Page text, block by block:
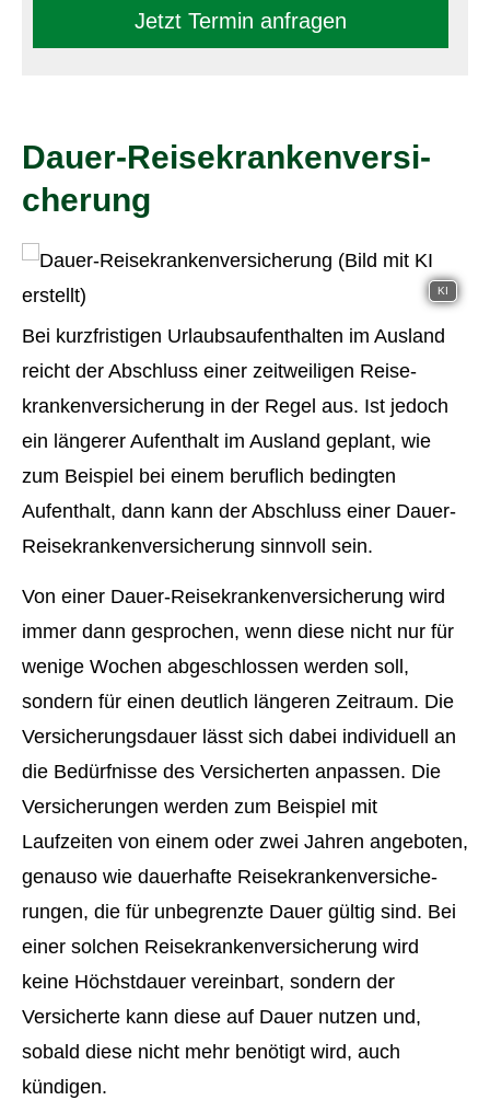
Jetzt Termin anfragen
Dauer-Reise­kranken­ver­si­
che­rung
KI
Bei kurzfristigen Urlaubsaufenthalten im Ausland
reicht der Abschluss einer zeitweiligen Reise­
kranken­ver­si­che­rung in der Regel aus. Ist jedoch
ein längerer Aufenthalt im Ausland geplant, wie
zum Beispiel bei einem beruflich bedingten
Aufenthalt, dann kann der Abschluss einer Dauer-
Reise­kranken­ver­si­che­rung sinnvoll sein.
Von einer Dauer-Reise­kranken­ver­si­che­rung wird
immer dann gesprochen, wenn diese nicht nur für
wenige Wochen abgeschlossen werden soll,
sondern für einen deutlich längeren Zeitraum. Die
Versicherungsdauer lässt sich dabei individuell an
die Bedürfnisse des Versicherten anpassen. Die
Versicherungen werden zum Beispiel mit
Laufzeiten von einem oder zwei Jahren angeboten,
genauso wie dauerhafte Reise­kranken­ver­si­che­
rungen, die für unbegrenzte Dauer gültig sind. Bei
einer solchen Reise­kranken­ver­si­che­rung wird
keine Höchstdauer vereinbart, sondern der
Versicherte kann diese auf Dauer nutzen und,
sobald diese nicht mehr benötigt wird, auch
kündigen.